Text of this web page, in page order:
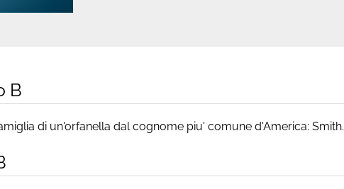
B
di un'orfanella dal cognome piu' comune d'America: Smith.